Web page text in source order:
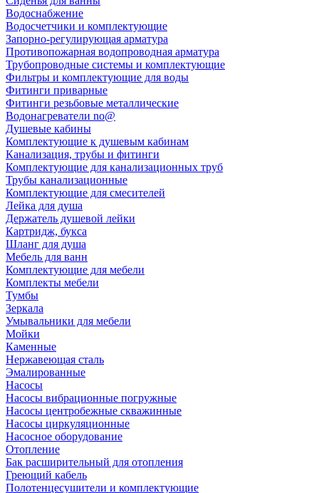
Водоснабжение
Водосчетчики и комплектующие
Запорно-регулирующая арматура
Противопожарная водопроводная арматура
Трубопроводные системы и комплектующие
Фильтры и комплектующие для воды
Фитинги приварные
Фитинги резьбовые металлические
Водонагреватели no@
Душевые кабины
Комплектующие к душевым кабинам
Канализация, трубы и фитинги
Комплектующие для канализационных труб
Трубы канализационные
Комплектующие для смесителей
Лейка для душа
Держатель душевой лейки
Картридж, букса
Шланг для душа
Мебель для ванн
Комплектующие для мебели
Комплекты мебели
Тумбы
Зеркала
Умывальники для мебели
Мойки
Каменные
Нержавеющая сталь
Эмалированные
Насосы
Насосы вибрационные погружные
Насосы центробежные скважинные
Насосы циркуляционные
Насосное оборудование
Отопление
Бак расширительный для отопления
Греющий кабель
Полотенцесушители и комплектующие